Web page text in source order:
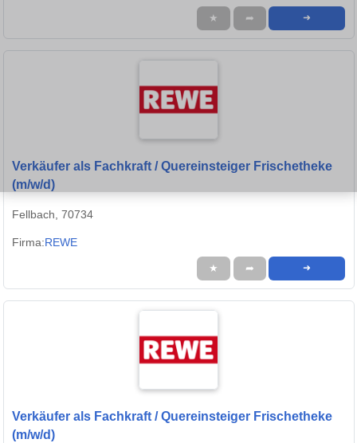
★ ➦ ➜
Verkäufer als Fachkraft / Quereinsteiger Frischetheke
(m/w/d)
Fellbach, 70734
Firma:REWE
★ ➦ ➜
Verkäufer als Fachkraft / Quereinsteiger Frischetheke
(m/w/d)